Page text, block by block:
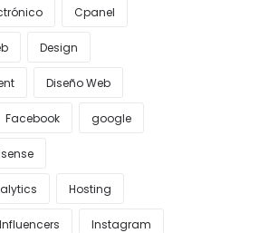
Cpanel
Design
Diseño Web
Facebook google
Hosting
Influencers Instagram